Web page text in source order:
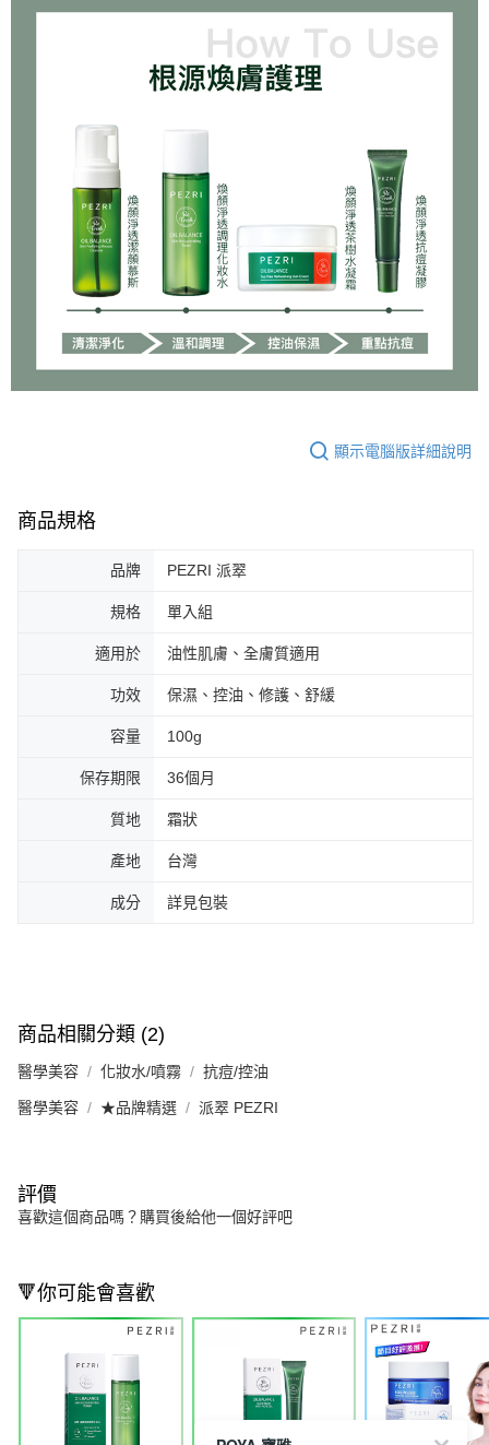
顯示電腦版詳細說明
商品規格
品牌 PEZRI 派翠
規格 單入組
適用於 油性肌膚、全膚質適用
功效 保濕、控油、修護、舒緩
容量 100g
保存期限 36個月
質地 霜狀
產地 台灣
成分 詳見包裝
商品相關分類 (2)
醫學美容 化妝水/噴霧 抗痘/控油
醫學美容 ★品牌精選 派翠 PEZRI
評價
喜歡這個商品嗎？購買後給他一個好評吧
🔻你可能會喜歡